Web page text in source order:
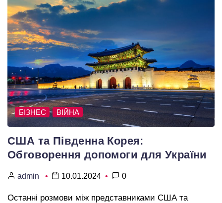
БІЗНЕС ВІЙНА
США та Південна Корея:
Обговорення допомоги для України
admin 10.01.2024 0
Останні розмови між представниками США та